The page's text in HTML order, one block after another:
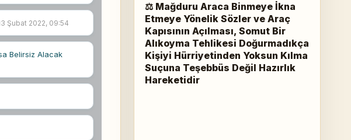
Şubat 2022, 09:54
Belirsiz Alacak
⚖ Mağduru Araca Binmeye İkna
Etmeye Yönelik Sözler ve Araç
Kapısının Açılması, Somut Bir
Alıkoyma Tehlikesi Doğurmadıkça
Kişiyi Hürriyetinden Yoksun Kılma
Suçuna Teşebbüs Değil Hazırlık
Hareketidir